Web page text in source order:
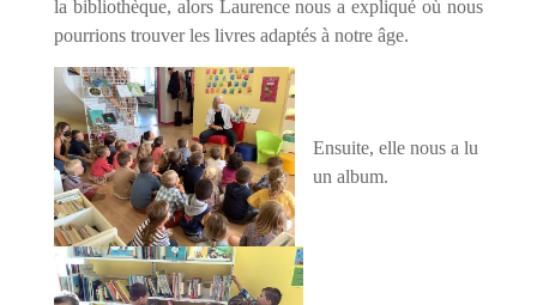
la bibliothèque, alors Laurence nous a expliqué où nous
pourrions trouver les livres adaptés à notre âge.
Ensuite, elle nous a lu
un album.